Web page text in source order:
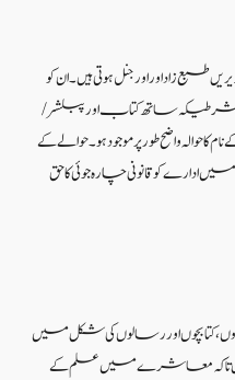
زاد اور اورجنل ہوتی ہیں۔ ان کو
ہے بشرطیکہ ساتھ کتاب اور پبلشر/
حوالہ واضح طور پر موجود ہو۔ حوالے کے
ادارے کو قانونی چارہ جوئی کا حق
، کتابچوں اور رسالوں کی شکل میں
ہیں تاکہ معاشرے میں علم کے